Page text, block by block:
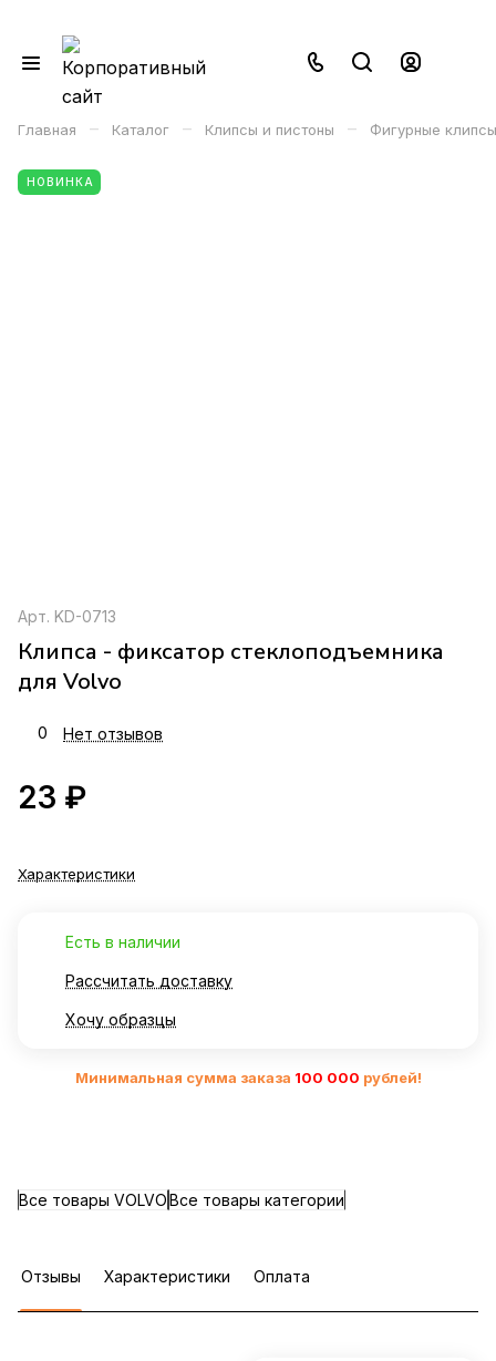
Главная – Каталог – Клипсы и пистоны – Фигурные
НОВИНКА
Арт. KD-0713
Клипса - фиксатор стеклоподъемника
для Volvo
0 Нет отзывов
23 ₽
Характеристики
Есть в наличии
Рассчитать доставку
Хочу образцы
Минимальная сумма заказа 100 000 рублей!
Все товары VOLVOВсе товары категории
Отзывы Характеристики Оплата